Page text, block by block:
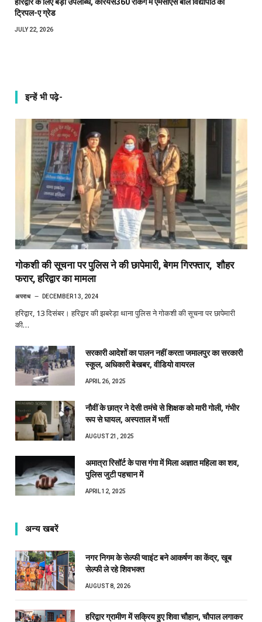
ट्रिपल-ए ग्रेड
JULY 22, 2026
इन्हें भी पढ़े-
गोकशी की सूचना पर पुलिस ने की छापेमारी, बेगम गिरफ्तार, शौहर
फरार, हरिद्वार का मामला
अपराध DECEMBER 13, 2024
हरिद्वार, 13 दिसंबर। हरिद्वार की झबरेड़ा थाना पुलिस ने गोकशी की सूचना पर छापेमारी
की…
सरकारी आदेशों का पालन नहीं करता जमालपुर का सरकारी
स्कूल, अधिकारी बेखबर, वीडियो वायरल
APRIL 26, 2025
नौवीं के छात्र ने देसी तमंचे से शिक्षक को मारी गोली, गंभीर
रूप से घायल, अस्पताल में भर्ती
AUGUST 21, 2025
अमात्रा रिसॉर्ट के पास गंगा में मिला अज्ञात महिला का शव,
पुलिस जुटी पहचान में
APRIL 12, 2025
अन्य खबरें
नगर निगम के सेल्फी प्वाइंट बने आकर्षण का केंद्र, खूब
सेल्फी ले रहे शिवभक्त
AUGUST 8, 2026
हरिद्वार ग्रामीण में सक्रिय हुए शिवा चौहान, चौपाल लगाकर